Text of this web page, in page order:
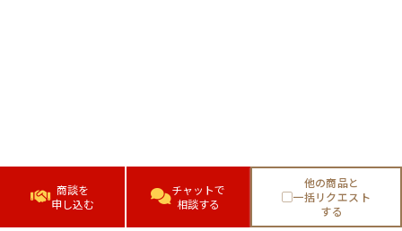
商談を
申し込む
チャットで
相談する
他の商品と
一括リクエスト
する